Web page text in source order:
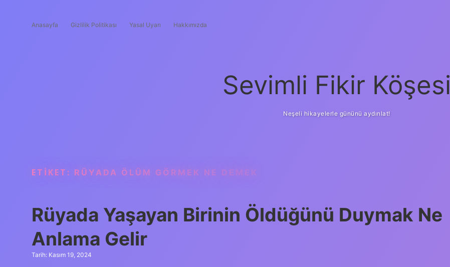
Anasayfa Gizlilik Politikası Yasal Uyarı Hakkımızda
Sevimli Fikir Köşesi
Neşeli hikayelerle gününü aydınlat!
ETIKET: RÜYADA ÖLÜM GÖRMEK NE DEMEK
Rüyada Yaşayan Birinin Öldüğünü Duymak Ne
Anlama Gelir
Tarih: Kasım 19, 2024